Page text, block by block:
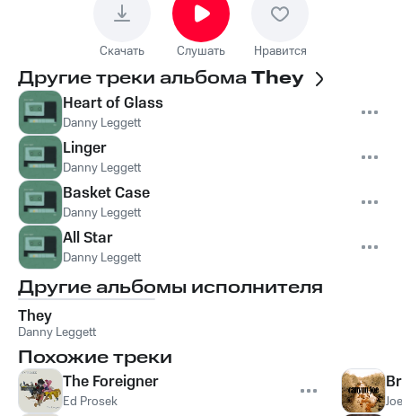
Скачать Слушать Нравится
Другие треки альбомаThey
Heart of Glass
Danny Leggett
Linger
Danny Leggett
Basket Case
Danny Leggett
All Star
Danny Leggett
Другие альбомы исполнителя
They
Danny Leggett
Похожие треки
The Foreigner
Ed Prosek